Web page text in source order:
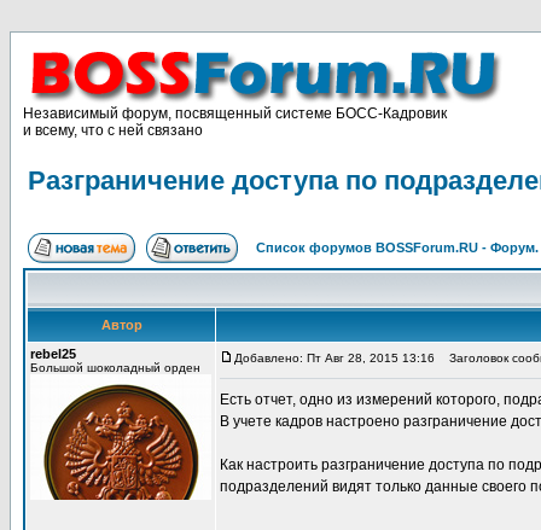
Независимый форум, посвященный системе БОСС-Кадровик
и всему, что с ней связано
Разграничение доступа по
Список форумов BOSSForum.RU -
Автор
rebel25
Большой шоколадный орден
Добавлено: Пт Авг 28, 2015 13:16 Заголовок
Есть отчет, одно из измерений которого,
В учете кадров настроено разграничение
Как настроить разграничение доступа по
подразделений видят только данные своего